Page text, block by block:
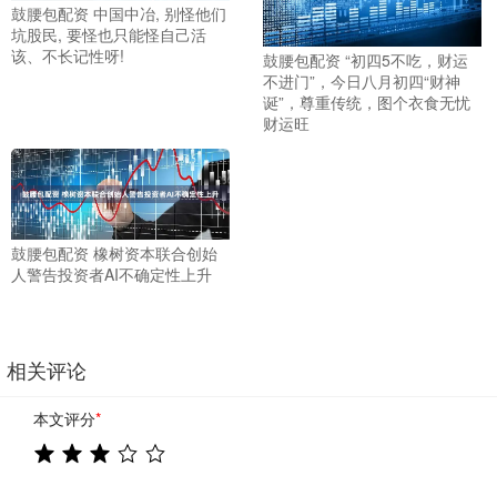
鼓腰包配资 中国中冶, 别怪他们
坑股民, 要怪也只能怪自己活
该、不长记性呀!
鼓腰包配资 “初四5不吃，财运
不进门”，今日八月初四“财神
诞”，尊重传统，图个衣食无忧
财运旺
鼓腰包配资 橡树资本联合创始
人警告投资者AI不确定性上升
相关评论
本文评分*